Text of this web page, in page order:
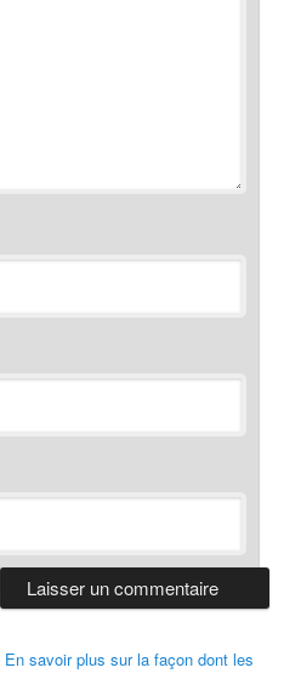
En savoir plus sur la façon dont les